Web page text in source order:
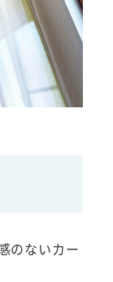
のないカー